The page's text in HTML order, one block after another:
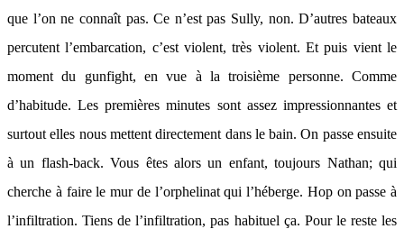
que l’on ne connaît pas. Ce n’est pas Sully, non. D’autres bateaux
percutent l’embarcation, c’est violent, très violent. Et puis vient le
moment du gunfight, en vue à la troisième personne. Comme
d’habitude. Les premières minutes sont assez impressionnantes et
surtout elles nous mettent directement dans le bain. On passe ensuite
à un flash-back. Vous êtes alors un enfant, toujours Nathan; qui
cherche à faire le mur de l’orphelinat qui l’héberge. Hop on passe à
l’infiltration. Tiens de l’infiltration, pas habituel ça. Pour le reste les